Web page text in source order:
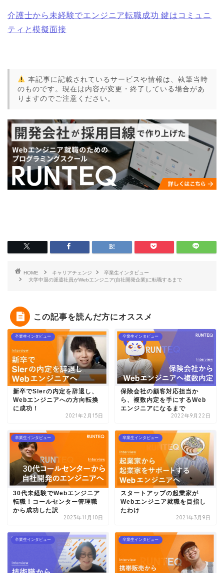
介護士から未経験でエンジニア転職成功 鍵はコミュニ
ティと模擬面接
本記事に記載されているサービスや情報は、執筆当時
のものです。現在は内容が変更・終了している場合があ
りますのでご注意ください。
HOME キャリアチェンジ
卒業生インタビュー
大学中退の派遣社員がWebエンジニア(自社開発企業)に転職するまで
この記事を読んだ方にオススメ
卒業生インタビュー
新卒でSlerの内定を辞退し、
Webエンジニアへの方向転換
に成功！
2021年2月15日
卒業生インタビュー
保険会社の顧客対応担当か
ら、複数内定を手にするWeb
エンジニアになるまで
2022年9月22日
卒業生インタビュー
30代未経験でWebエンジニア
転職！コールセンター管理職
から成功した訳
2023年11月10日
卒業生インタビュー
スタートアップの起業家が
Webエンジニア就職を目指し
たわけ
2021年3月9日
卒業生インタビュー 卒業生インタビュー